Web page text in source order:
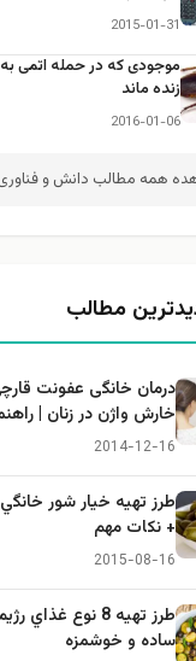
در حمله اتمی به هیروشیما
دانش و فناوری
مطالب
عفونت قارچی واژن و
در زنان | راهنمای کامل،
طرز تهيه خیار شور خانگي به 3 روش
طرز تهيه 8 نوع غذاي رژيمي بسيار
خوشمزه